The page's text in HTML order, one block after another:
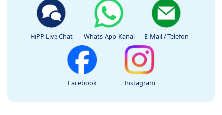
HiPP Live Chat Whats-App-Kanal E-Mail / Telefon
Facebook Instagram